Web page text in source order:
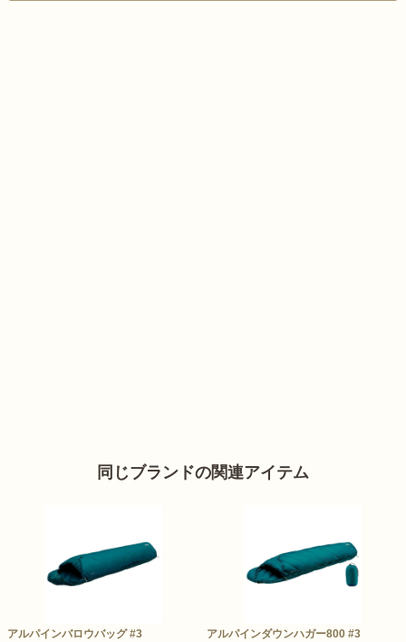
同じブランドの関連アイテム
アルパインバロウバッグ #3 アルパインダウンハガー800 #3